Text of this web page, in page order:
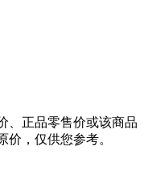
、正品零售价或该商品
价，仅供您参考。